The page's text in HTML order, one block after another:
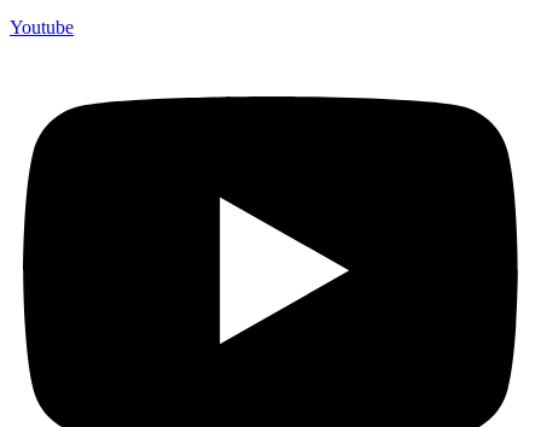
Youtube